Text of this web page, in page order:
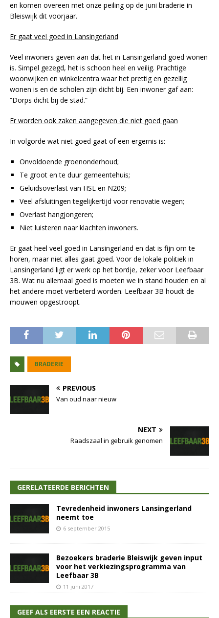
en komen overeen met onze peiling op de juni braderie in
Bleiswijk dit voorjaar.
Er gaat veel goed in Lansingerland
Veel inwoners geven aan dat het in Lansingerland goed wonen
is. Simpel gezegd, het is schoon heel en veilig. Prachtige
woonwijken en winkelcentra waar het prettig en gezellig
wonen is en de scholen zijn dicht bij. Een inwoner gaf aan:
“Dorps dicht bij de stad.”
Er worden ook zaken aangegeven die niet goed gaan
In volgorde wat niet goed gaat of een ergernis is:
Onvoldoende groenonderhoud;
Te groot en te duur gemeentehuis;
Geluidsoverlast van HSL en N209;
Veel afsluitingen tegelijkertijd voor renovatie wegen;
Overlast hangjongeren;
Niet luisteren naar klachten inwoners.
Er gaat heel veel goed in Lansingerland en dat is fijn om te
horen, maar niet alles gaat goed. Voor de lokale politiek in
Lansingerland ligt er werk op het bordje, zeker voor Leefbaar
3B. Wat nu allemaal goed is moeten we in stand houden en al
het andere moet verbeterd worden. Leefbaar 3B houdt de
mouwen opgestroopt.
BRADERIE
PREVIOUS
Van oud naar nieuw
NEXT
Raadszaal in gebruik genomen
GERELATEERDE BERICHTEN
Tevredenheid inwoners Lansingerland
neemt toe
6 september 2015
Bezoekers braderie Bleiswijk geven input
voor het verkiezingsprogramma van
Leefbaar 3B
11 juni 2017
GEEF ALS EERSTE EEN REACTIE